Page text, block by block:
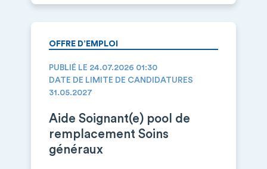
OFFRE D’EMPLOI
PUBLIÉ LE 24.07.2026 01:30
DATE DE LIMITE DE CANDIDATURES
31.05.2027
Aide Soignant(e) pool de
remplacement Soins
généraux